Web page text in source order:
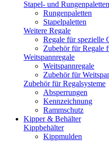
Stapel- und Rungenpaletten
Rungenpaletten
Stapelpaletten
Weitere Regale
Regale für spezielle
Zubehör für Regale
Weitspannregale
Weitspannregale
Zubehör für
Zubehör für Regalsysteme
Absperrungen
Kennzeichnung
Rammschutz
Kipper & Behälter
Kippbehälter
Kippmulden